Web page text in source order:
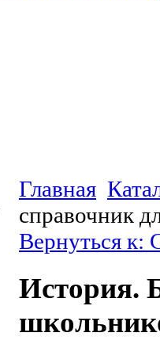
Главная
справочник
Вернуться к:
История.